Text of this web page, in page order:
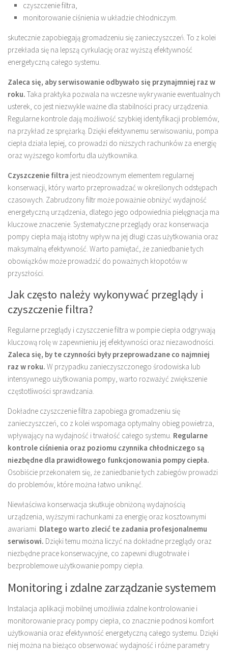
czyszczenie filtra,
monitorowanie ciśnienia w układzie chłodniczym.
skutecznie zapobiegają gromadzeniu się zanieczyszczeń. To z kolei
przekłada się na lepszą cyrkulację oraz wyższą efektywność
energetyczną całego systemu.
Zaleca się, aby serwisowanie odbywało się przynajmniej raz w
roku. Taka praktyka pozwala na wczesne wykrywanie ewentualnych
usterek, co jest niezwykle ważne dla stabilności pracy urządzenia.
Regularne kontrole dają możliwość szybkiej identyfikacji problemów,
na przykład ze sprężarką. Dzięki efektywnemu serwisowaniu, pompa
ciepła działa lepiej, co prowadzi do niższych rachunków za energię
oraz wyższego komfortu dla użytkownika.
Czyszczenie filtra jest nieodzownym elementem regularnej
konserwacji, który warto przeprowadzać w określonych odstępach
czasowych. Zabrudzony filtr może poważnie obniżyć wydajność
energetyczną urządzenia, dlatego jego odpowiednia pielęgnacja ma
kluczowe znaczenie. Systematyczne przeglądy oraz konserwacja
pompy ciepła mają istotny wpływ na jej długi czas użytkowania oraz
maksymalną efektywność. Warto pamiętać, że zaniedbanie tych
obowiązków może prowadzić do poważnych kłopotów w
przyszłości.
Jak często należy wykonywać przeglądy i
czyszczenie filtra?
Regularne przeglądy i czyszczenie filtra w pompie ciepła odgrywają
kluczową rolę w zapewnieniu jej efektywności oraz niezawodności.
Zaleca się, by te czynności były przeprowadzane co najmniej
raz w roku. W przypadku zanieczyszczonego środowiska lub
intensywnego użytkowania pompy, warto rozważyć zwiększenie
częstotliwości sprawdzania.
Dokładne czyszczenie filtra zapobiega gromadzeniu się
zanieczyszczeń, co z kolei wspomaga optymalny obieg powietrza,
wpływający na wydajność i trwałość całego systemu. Regularne
kontrole ciśnienia oraz poziomu czynnika chłodniczego są
niezbędne dla prawidłowego funkcjonowania pompy ciepła.
Osobiście przekonałem się, że zaniedbanie tych zabiegów prowadzi
do problemów, które można łatwo uniknąć.
Niewłaściwa konserwacja skutkuje obniżoną wydajnością
urządzenia, wyższymi rachunkami za energię oraz kosztownymi
awariami. Dlatego warto zlecić te zadania profesjonalnemu
serwisowi. Dzięki temu można liczyć na dokładne przeglądy oraz
niezbędne prace konserwacyjne, co zapewni długotrwałe i
bezproblemowe użytkowanie pompy ciepła.
Monitoring i zdalne zarządzanie systemem
Instalacja aplikacji mobilnej umożliwia zdalne kontrolowanie i
monitorowanie pracy pompy ciepła, co znacznie podnosi komfort
użytkowania oraz efektywność energetyczną całego systemu. Dzięki
niej można na bieżąco obserwować wydajność i różne parametry